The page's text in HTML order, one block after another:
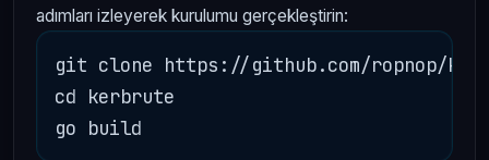
adımları izleyerek kurulumu gerçekleştirin:
git clone https://github.com/ropnop/
cd kerbrute